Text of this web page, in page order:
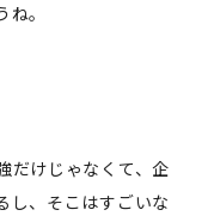
ね。
だけじゃなくて、企
し、そこはすごいな